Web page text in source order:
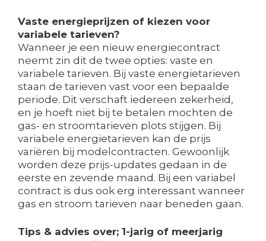
Vaste energieprijzen of kiezen voor
variabele tarieven?
Wanneer je een nieuw energiecontract
neemt zin dit de twee opties: vaste en
variabele tarieven. Bij vaste energietarieven
staan de tarieven vast voor een bepaalde
periode. Dit verschaft iedereen zekerheid,
en je hoeft niet bij te betalen mochten de
gas- en stroomtarieven plots stijgen. Bij
variabele energietarieven kan de prijs
variëren bij modelcontracten. Gewoonlijk
worden deze prijs-updates gedaan in de
eerste en zevende maand. Bij een variabel
contract is dus ook erg interessant wanneer
gas en stroom tarieven naar beneden gaan.
Tips & advies over; 1-jarig of meerjarig